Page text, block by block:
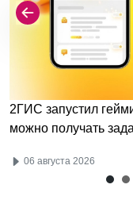
2ГИС запустил
можно получать
06 августа 2026